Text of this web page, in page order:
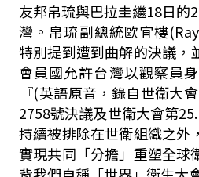
友邦帛琉與巴拉圭繼18日的
灣。帛琉副總統歐宜樓
特別提到遭到曲解的決議，
會員國允許台灣以觀察員
『(英語原音，錄自世衛大
2758號決議及世衛大會第
持續被排除在世衛組織之外
實現共同「分擔」重塑全球